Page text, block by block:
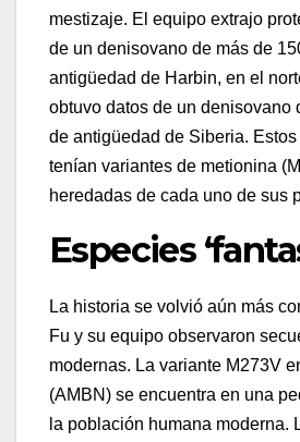
mestizaje. El equipo extrajo
de un denisovano de más de
antigüedad de Harbin, en el
obtuvo datos de un denisovano
de antigüedad de Siberia.
tenían variantes de metionina
heredadas de cada uno de sus
Especies
La historia se volvió aún más
Fu y su equipo observaron
modernas. La variante M273V
(AMBN) se encuentra en una
la población humana moderna.